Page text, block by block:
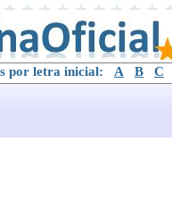
por letra inicial: A B C